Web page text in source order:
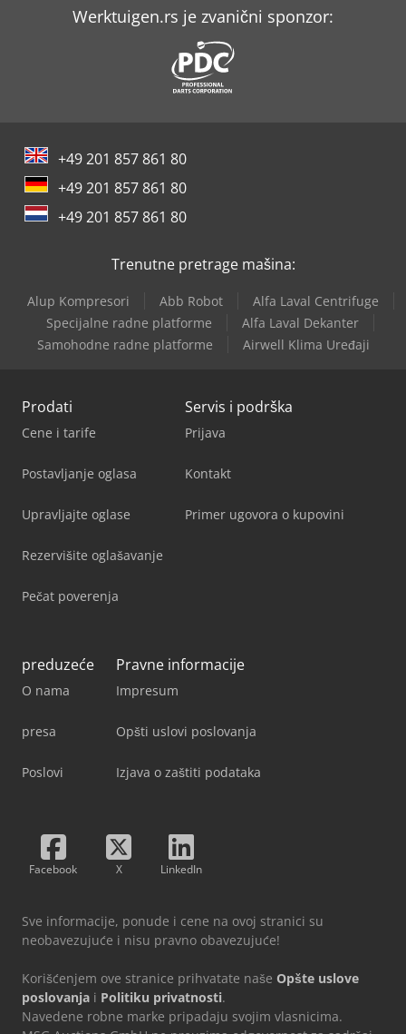
Werktuigen.rs je zvanični sponzor:
+49 201 857 861 80
+49 201 857 861 80
+49 201 857 861 80
Trenutne pretrage mašina:
Alup Kompresori Abb Robot
Alfa Laval Centrifuge
Specijalne radne platforme
Alfa Laval Dekanter
Samohodne radne platforme
Airwell Klima Uređaji
Prodati
Cene i tarife
Postavljanje oglasa
Upravljajte oglase
Rezervišite oglašavanje
Pečat poverenja
Servis i podrška
Prijava
Kontakt
Primer ugovora o kupovini
preduzeće
O nama
presa
Poslovi
Pravne informacije
Impresum
Opšti uslovi poslovanja
Izjava o zaštiti podataka
Facebook X LinkedIn
Sve informacije, ponude i cene na ovoj stranici su
neobavezujuće i nisu pravno obavezujuće!
Korišćenjem ove stranice prihvatate naše Opšte uslove
poslovanja i Politiku privatnosti.
Navedene robne marke pripadaju svojim vlasnicima.